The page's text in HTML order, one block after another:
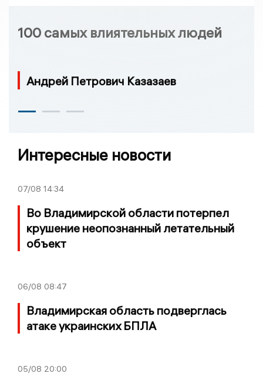
100 самых влиятельных людей
Андрей Петрович Казазаев
Интересные новости
07/08 14:34
Во Владимирской области потерпел
крушение неопознанный летательный
объект
06/08 08:47
Владимирская область подверглась
атаке украинских БПЛА
05/08 20:00